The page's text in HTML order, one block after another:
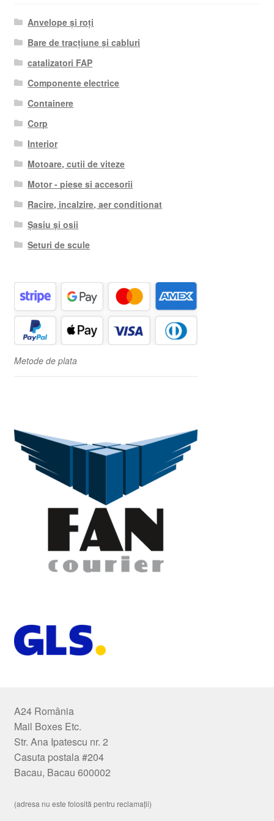
Anvelope și roți
Bare de tracțiune și cabluri
catalizatori FAP
Componente electrice
Containere
Corp
Interior
Motoare, cutii de viteze
Motor - piese si accesorii
Racire, incalzire, aer conditionat
Șasiu și osii
Seturi de scule
Metode de plata
A24 România
Mail Boxes Etc.
Str. Ana Ipatescu nr. 2
Casuta postala #204
Bacau, Bacau 600002
(adresa nu este folosită pentru reclamații)